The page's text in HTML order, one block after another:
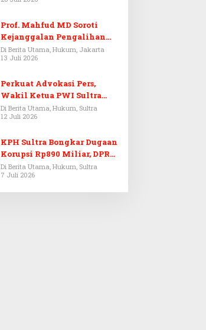
Prof. Mahfud MD Soroti
Kejanggalan Pengalihan
Penyelidikan Tersangka
Febrie Adriansyah
Di Berita Utama, Hukum, Jakarta
13 Juli 2026
Perkuat Advokasi Pers,
Wakil Ketua PWI Sultra
Resmi Dilantik Menjadi
Advokat PERADI
Di Berita Utama, Hukum, Sultra
12 Juli 2026
KPH Sultra Bongkar Dugaan
Korupsi Rp890 Miliar, DPRD
Sultra Gelar RDP
Di Berita Utama, Hukum, Sultra
7 Juli 2026